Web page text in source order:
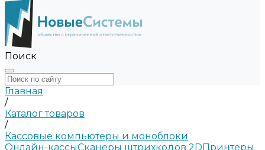
Поиск
Главная
/
Каталог товаров
/
Кассовые компьютеры и моноблоки
Онлайн-кассыСканеры штрихкодов 2DПринтеры